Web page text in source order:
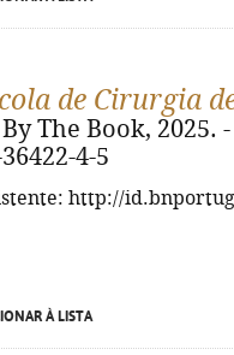
de Cirurgia
The Book, 2025.
4-5
http://
À LISTA